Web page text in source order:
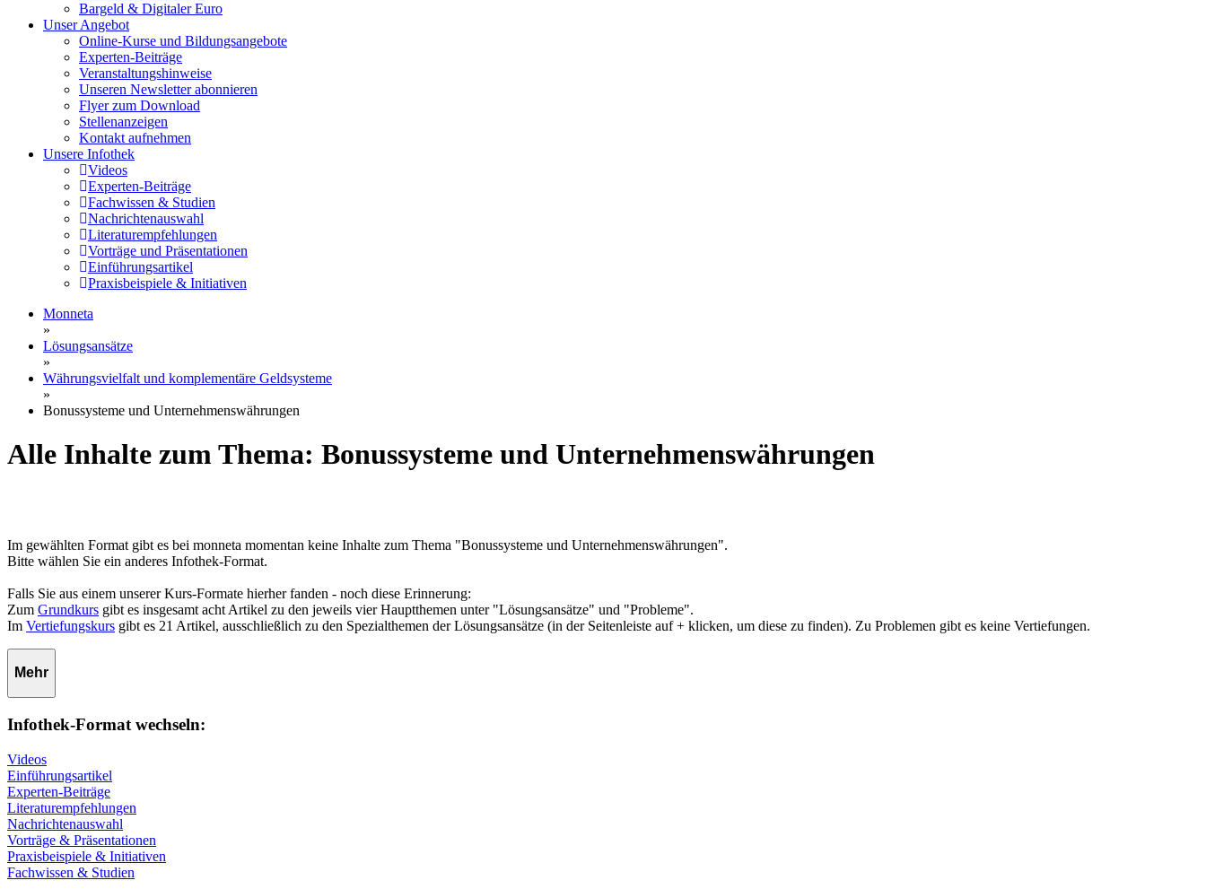
Bargeld & Digitaler Euro
Unser Angebot
Online-Kurse und Bildungsangebote
Experten-Beiträge
Veranstaltungshinweise
Unseren Newsletter abonnieren
Flyer zum Download
Stellenanzeigen
Kontakt aufnehmen
Unsere Infothek
Videos
Experten-Beiträge
Fachwissen & Studien
Nachrichtenauswahl
Literaturempfehlungen
Vorträge und Präsentationen
Einführungsartikel
Praxisbeispiele & Initiativen
Monneta
»
Lösungsansätze
»
Währungsvielfalt und komplementäre Geldsysteme
»
Bonussysteme und Unternehmenswährungen
Alle Inhalte zum Thema: Bonussysteme und Unternehmenswährungen
Im gewählten Format gibt es bei monneta momentan keine Inhalte zum Thema "Bonussysteme und Unternehmenswährungen".
Bitte wählen Sie ein anderes Infothek-Format.
Falls Sie aus einem unserer Kurs-Formate hierher fanden - noch diese Erinnerung:
Zum Grundkurs gibt es insgesamt acht Artikel zu den jeweils vier Hauptthemen unter "Lösungsansätze" und "Probleme".
Im Vertiefungskurs gibt es 21 Artikel, ausschließlich zu den Spezialthemen der Lösungsansätze (in der Seitenleiste auf + klicken, um diese zu finden). Zu Problemen gibt es keine Vertiefungen.
Mehr
Infothek-Format wechseln:
Videos
Einführungsartikel
Experten-Beiträge
Literaturempfehlungen
Nachrichtenauswahl
Vorträge & Präsentationen
Praxisbeispiele & Initiativen
Fachwissen & Studien